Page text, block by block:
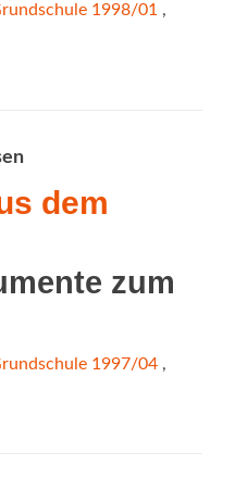
1998/01 ,
dem
zum
1997/04 ,